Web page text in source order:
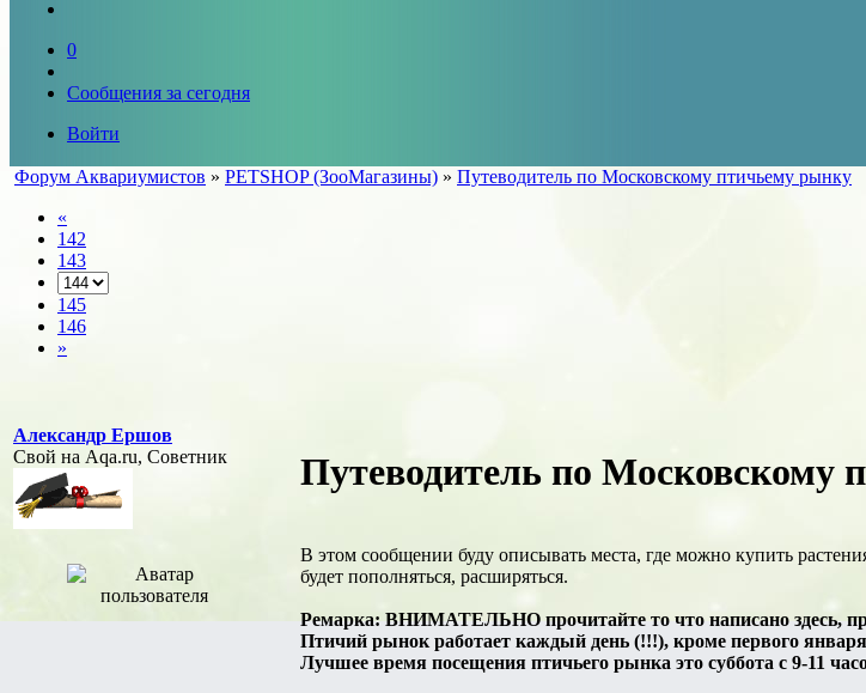
0
Сообщения за сегодня
Войти
Форум Аквариумистов » PETSHOP (ЗооМагазины) » Путеводитель по Московскому птичьему рынку
«
142
143
145
146
»
Александр Ершов
Свой на Aqa.ru, Советник
Путеводитель по Московскому
В этом сообщении буду описывать места, где можно купить
будет пополняться, расширяться.
Ремарка: ВНИМАТЕЛЬНО прочитайте то что написано здесь,
Птичий рынок работает каждый день (!!!), кроме первого
Лучшее время посещения птичьего рынка это суббота с 9-11